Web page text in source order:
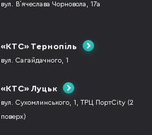
вул. В`ячеслава Чорновола, 17а
«КТС» Тернопіль
вул. Сагайдачного, 1
«КТС» Луцьк
вул. Сухомлинського, 1, ТРЦ ПортCity (2
поверх)